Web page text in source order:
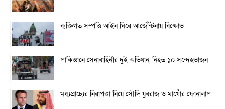
ব্যক্তিগত সম্পত্তি আইন ঘিরে আর্জেন্টিনায় বিক্ষোভ
পাকিস্তানে সেনাবাহিনীর দুই অভিযান, নিহত ১০ সন্দেহভাজন
মধ্যপ্রাচ্যের নিরাপত্তা নিয়ে সৌদি যুবরাজ ও মাখোঁর ফোনালাপ